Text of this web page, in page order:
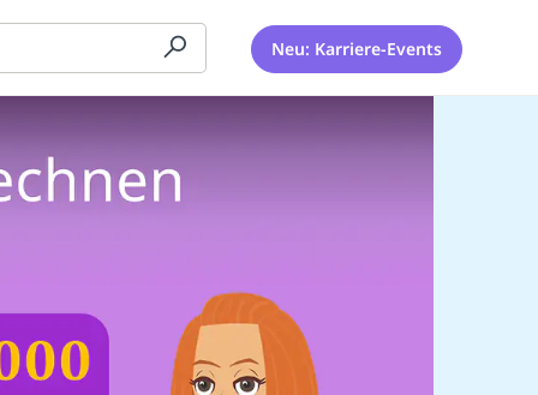
Neu: Karriere-Events